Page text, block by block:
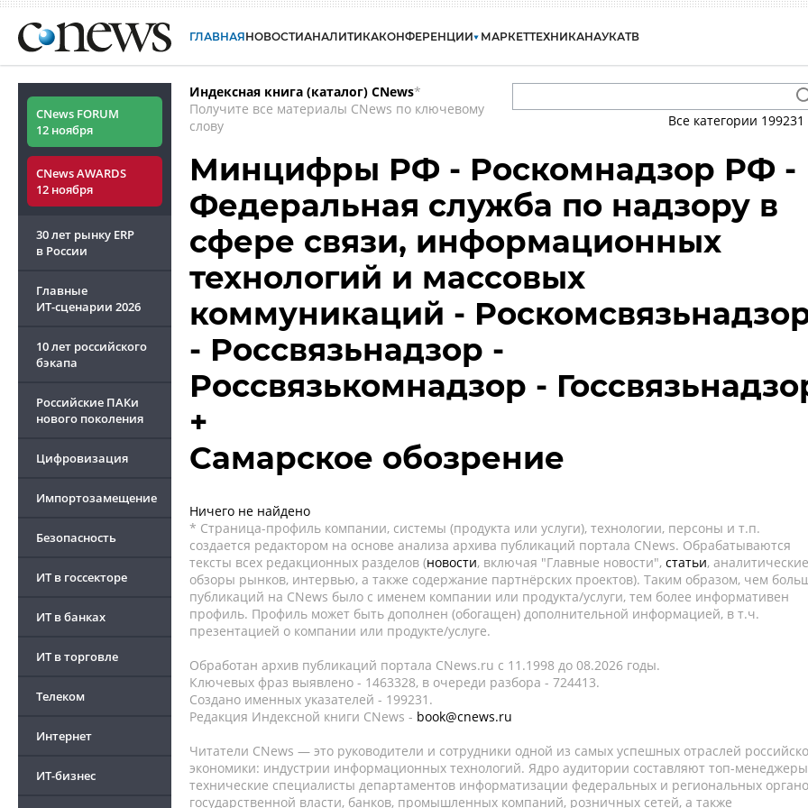
ГЛАВНАЯНОВОСТИАНАЛИТИКАКОНФЕРЕНЦИИ МАРКЕТТЕХНИКАНАУКАТВ
CNews FORUM
12 ноября
CNews AWARDS
12 ноября
30 лет рынку ERP
в России
Главные
ИТ-сценарии 2026
10 лет российского
бэкапа
Российские ПАКи
нового поколения
Цифровизация
Импортозамещение
Безопасность
ИТ в госсекторе
ИТ в банках
ИТ в торговле
Телеком
Интернет
ИТ-бизнес
Индексная книга (каталог) CNews*
Получите все материалы CNews по ключевому
слову
Все категории 199231
Минцифры РФ - Роскомнадзор РФ -
Федеральная служба по надзору в
сфере связи, информационных
технологий и массовых
коммуникаций -
- Россвязьнадзор -
Россвязькомнадзор -
+
Самарское обозрение
Ничего не найдено
* Страница-профиль компании, системы (продукта или услуги), технологии, персоны и т.п.
создается редактором на основе анализа архива публикаций портала CNews. Обрабатываются
тексты всех редакционных разделов (новости, включая "Главные новости", статьи, аналитические
обзоры рынков, интервью, а также содержание партнёрских проектов). Таким образом, чем
публикаций на CNews было с именем компании или продукта/услуги, тем более информативен
профиль. Профиль может быть дополнен (обогащен) дополнительной информацией, в т.ч.
презентацией о компании или продукте/услуге.
Обработан архив публикаций портала CNews.ru c 11.1998 до 08.2026 годы.
Ключевых фраз выявлено - 1463328, в очереди разбора - 724413.
Создано именных указателей - 199231.
Редакция Индексной книги CNews - book@cnews.ru
Читатели CNews — это руководители и сотрудники одной из самых успешных отраслей
экономики: индустрии информационных технологий. Ядро аудитории составляют топ-
технические специалисты департаментов информатизации федеральных и региональных
государственной власти, банков, промышленных компаний, розничных сетей, а также